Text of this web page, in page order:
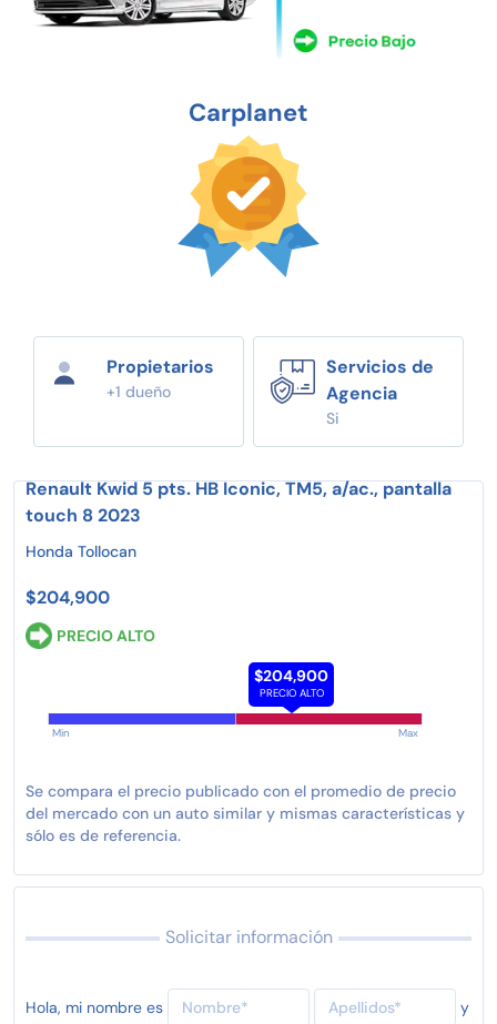
Carplanet
Propietarios
+1 dueño
Servicios de
Agencia
Si
Renault Kwid 5 pts. HB Iconic, TM5, a/ac., pantalla
touch 8 2023
Honda Tollocan
$204,900
PRECIO ALTO
$204,900
PRECIO ALTO
Min Max
Se compara el precio publicado con el promedio de precio
del mercado con un auto similar y mismas características y
sólo es de referencia.
Solicitar información
Hola, mi nombre es y